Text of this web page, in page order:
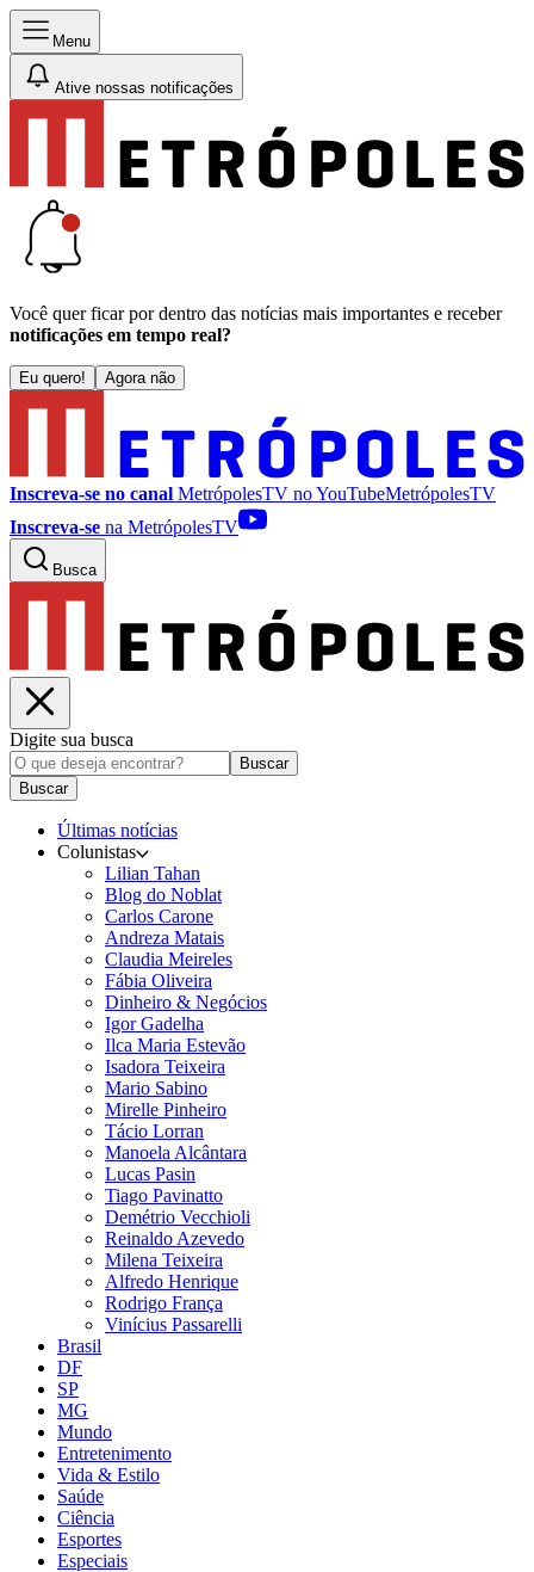
Menu
Ative nossas notificações
Você quer ficar por dentro das notícias mais importantes e receber
notificações em tempo real?
Eu quero! Agora não
Inscreva-se no canal MetrópolesTV noYouTubeMetrópolesTV
Inscreva-se na MetrópolesTV
Busca
Digite sua busca
Buscar
Buscar
Últimas notícias
Colunistas
Lilian Tahan
Blog do Noblat
Carlos Carone
Andreza Matais
Claudia Meireles
Fábia Oliveira
Dinheiro & Negócios
Igor Gadelha
Ilca Maria Estevão
Isadora Teixeira
Mario Sabino
Mirelle Pinheiro
Tácio Lorran
Manoela Alcântara
Lucas Pasin
Tiago Pavinatto
Demétrio Vecchioli
Reinaldo Azevedo
Milena Teixeira
Alfredo Henrique
Rodrigo França
Vinícius Passarelli
Brasil
DF
SP
MG
Mundo
Entretenimento
Vida & Estilo
Saúde
Ciência
Esportes
Especiais